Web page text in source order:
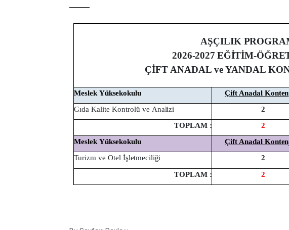
AŞÇILIK
2026-2027 EĞİTİM-
ÇİFT ANADAL ve YANDAL
Meslek Yüksekokulu Çift Anadal
Gıda Kalite Kontrolü ve Analizi 2
TOPLAM : 2
Meslek Yüksekokulu Çift Anadal
Turizm ve Otel İşletmeciliği 2
TOPLAM : 2